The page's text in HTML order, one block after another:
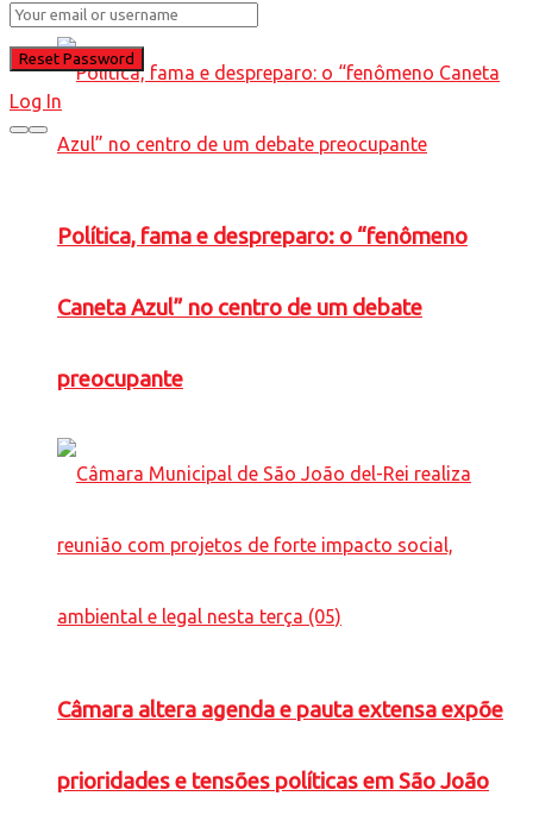
Política, fama e despreparo: o “fenômeno
Caneta Azul” no centro de um debate
preocupante
Câmara altera agenda e pauta extensa expõe
prioridades e tensões políticas em São João
Log In